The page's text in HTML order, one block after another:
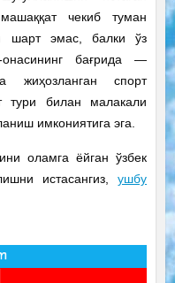
чекиб туман
шарт эмас, балки ўз
онасининг бағрида —
жиҳозланган спорт
тури билан малакали
имкониятига эга.
оламга ёйган ўзбек
истасангиз,ушбу